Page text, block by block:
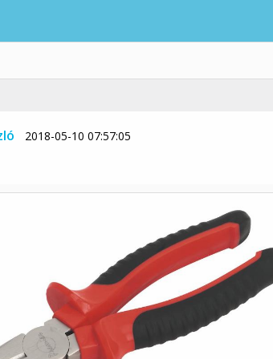
2018-05-10 07:57:05